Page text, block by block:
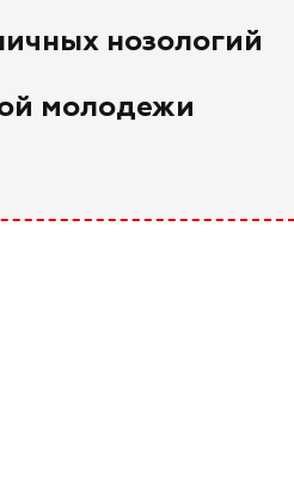
нозологий
молодежи